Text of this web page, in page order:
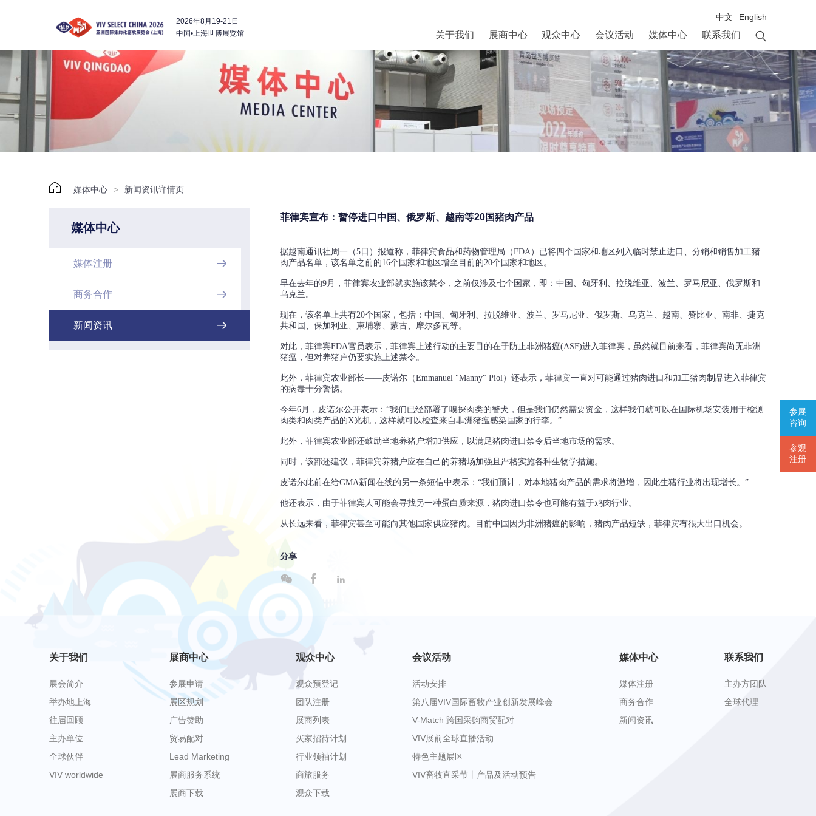
2026年8月19-21日
中国•上海世博展览馆
中文 English
关于我们 展商中心 观众中心 会议活动 媒体中心 联系我们 
参展
咨询
参观
注册
 媒体中心 > 新闻资讯详情页
媒体中心
媒体注册 
商务合作 
新闻资讯 
菲律宾宣布：暂停进口中国、俄罗斯、越南等20国猪肉产品
据越南通讯社周一（5日）报道称，菲律宾食品和药物管理局（FDA）已将四个国家和地区列入临时禁止进口、分销和销售加工猪
肉产品名单，该名单之前的16个国家和地区增至目前的20个国家和地区。
早在去年的9月，菲律宾农业部就实施该禁令，之前仅涉及七个国家，即：中国、匈牙利、拉脱维亚、波兰、罗马尼亚、俄罗斯和
乌克兰。
现在，该名单上共有20个国家，包括：中国、匈牙利、拉脱维亚、波兰、罗马尼亚、俄罗斯、乌克兰、越南、赞比亚、南非、捷克
共和国、保加利亚、柬埔寨、蒙古、摩尔多瓦等。
对此，菲律宾FDA官员表示，菲律宾上述行动的主要目的在于防止非洲猪瘟(ASF)进入菲律宾，虽然就目前来看，菲律宾尚无非洲
猪瘟，但对养猪户仍要实施上述禁令。
此外，菲律宾农业部长——皮诺尔（Emmanuel "Manny" Piol）还表示，菲律宾一直对可能通过猪肉进口和加工猪肉制品进入菲律宾
的病毒十分警惕。
今年6月，皮诺尔公开表示：“我们已经部署了嗅探肉类的警犬，但是我们仍然需要资金，这样我们就可以在国际机场安装用于检测
肉类和肉类产品的X光机，这样就可以检查来自非洲猪瘟感染国家的行李。”
此外，菲律宾农业部还鼓励当地养猪户增加供应，以满足猪肉进口禁令后当地市场的需求。
同时，该部还建议，菲律宾养猪户应在自己的养猪场加强且严格实施各种生物学措施。
皮诺尔此前在给GMA新闻在线的另一条短信中表示：“我们预计，对本地猪肉产品的需求将激增，因此生猪行业将出现增长。”
他还表示，由于菲律宾人可能会寻找另一种蛋白质来源，猪肉进口禁令也可能有益于鸡肉行业。
从长远来看，菲律宾甚至可能向其他国家供应猪肉。目前中国因为非洲猪瘟的影响，猪肉产品短缺，菲律宾有很大出口机会。
分享
  
关于我们
展会简介
举办地上海
往届回顾
主办单位
全球伙伴
VIV worldwide
展商中心
参展申请
展区规划
广告赞助
贸易配对
Lead Marketing
展商服务系统
展商下载
观众中心
观众预登记
团队注册
展商列表
买家招待计划
行业领袖计划
商旅服务
观众下载
会议活动
活动安排
第八届VIV国际畜牧产业创新发展峰会
V-Match 跨国采购商贸配对
VIV展前全球直播活动
特色主题展区
VIV畜牧直采节丨产品及活动预告
媒体中心
媒体注册
商务合作
新闻资讯
联系我们
主办方团队
全球代理